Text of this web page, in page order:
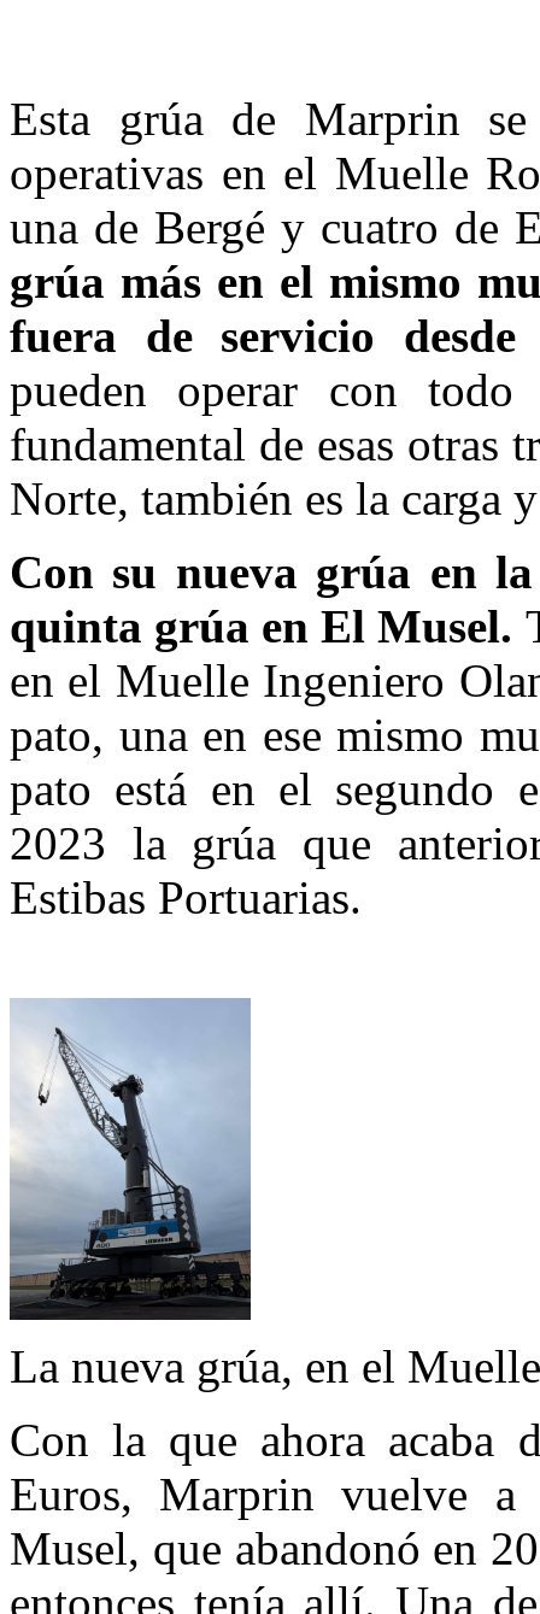
Esta grúa de Marprin
operativas en el Muelle
una de Bergé y cuatro de
grúa más en el mismo
fuera de servicio desde
pueden operar con
fundamental de esas otras
Norte, también es la carga
Con su nueva grúa en
quinta grúa en El Musel.
en el Muelle Ingeniero
pato, una en ese mismo
pato está en el segundo
2023 la grúa que
Estibas Portuarias.
La nueva grúa, en el
Con la que ahora acaba
Euros, Marprin vuelve
Musel, que abandonó en
entonces tenía allí. Una